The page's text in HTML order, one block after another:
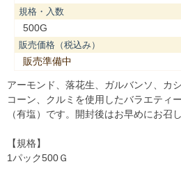
規格・入数
500G
販売価格（税込み）
販売準備中
アーモンド、落花生、ガルバンソ、カ
コーン、クルミを使用したバラエティ
（有塩）です。開封後はお早めにお召
【規格】
1パック500Ｇ